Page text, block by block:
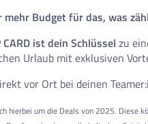
mehr Budget für das, was
CARD ist dein Schlüssel zu
Urlaub mit exklusiven
vor Ort bei deinen
hierbei um die Deals von 2025. Diese